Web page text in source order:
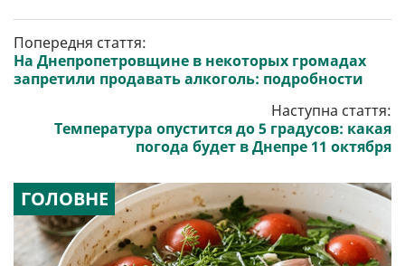
Попередня стаття:
На Днепропетровщине в некоторых громадах
запретили продавать алкоголь: подробности
Наступна стаття:
Температура опустится до 5 градусов: какая
погода будет в Днепре 11 октября
ГОЛОВНЕ